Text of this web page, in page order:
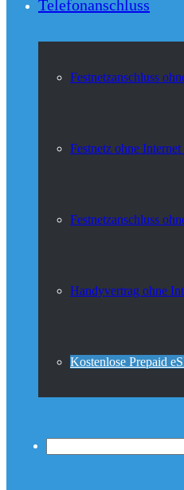
Telefonanschluss
Festnetzanschluss
Festnetz ohne
Festnetzanschluss
Handyvertrag ohne
Kostenlose Prepaid